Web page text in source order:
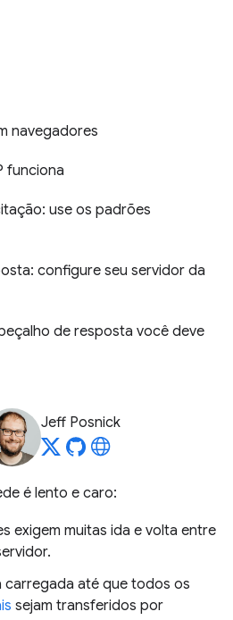
navegadores
funciona
use os padrões
configure seu servidor da
de resposta você deve
Jeff Posnick
é lento e caro:
exigem muitas ida e volta entre
carregada até que todos os
sejam transferidos por